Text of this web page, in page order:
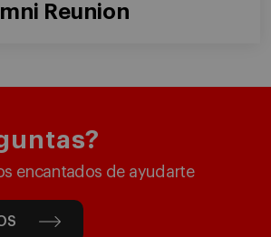
Reunion
encantados de ayudarte